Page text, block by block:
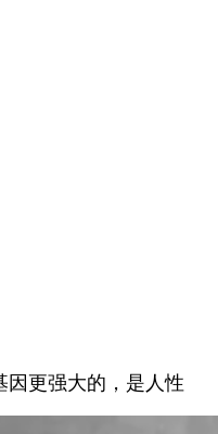
因更强大的，是人性